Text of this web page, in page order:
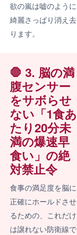
欲の嵐は嘘のように
綺麗さっぱり消え去
ります。
🛑 3. 脳の満
腹センサー
をサボらせ
ない「1食あ
たり20分未
満の爆速早
食い」の絶
対禁止令
食事の満足度を脳に
正確にホールドさせ
るための、これだけ
は譲れない防衛線で